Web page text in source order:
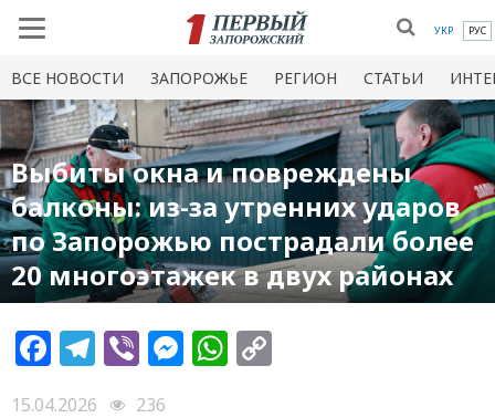
УКР РУС
ВСЕ НОВОСТИ ЗАПОРОЖЬЕ РЕГИОН СТАТЬИ
Выбиты окна и повреждены
балконы: из-за утренних ударов
по Запорожью пострадали более
20 многоэтажек в двух районах
Facebook
Telegram
ViberMessenger
WhatsApp
15.04.2026
236